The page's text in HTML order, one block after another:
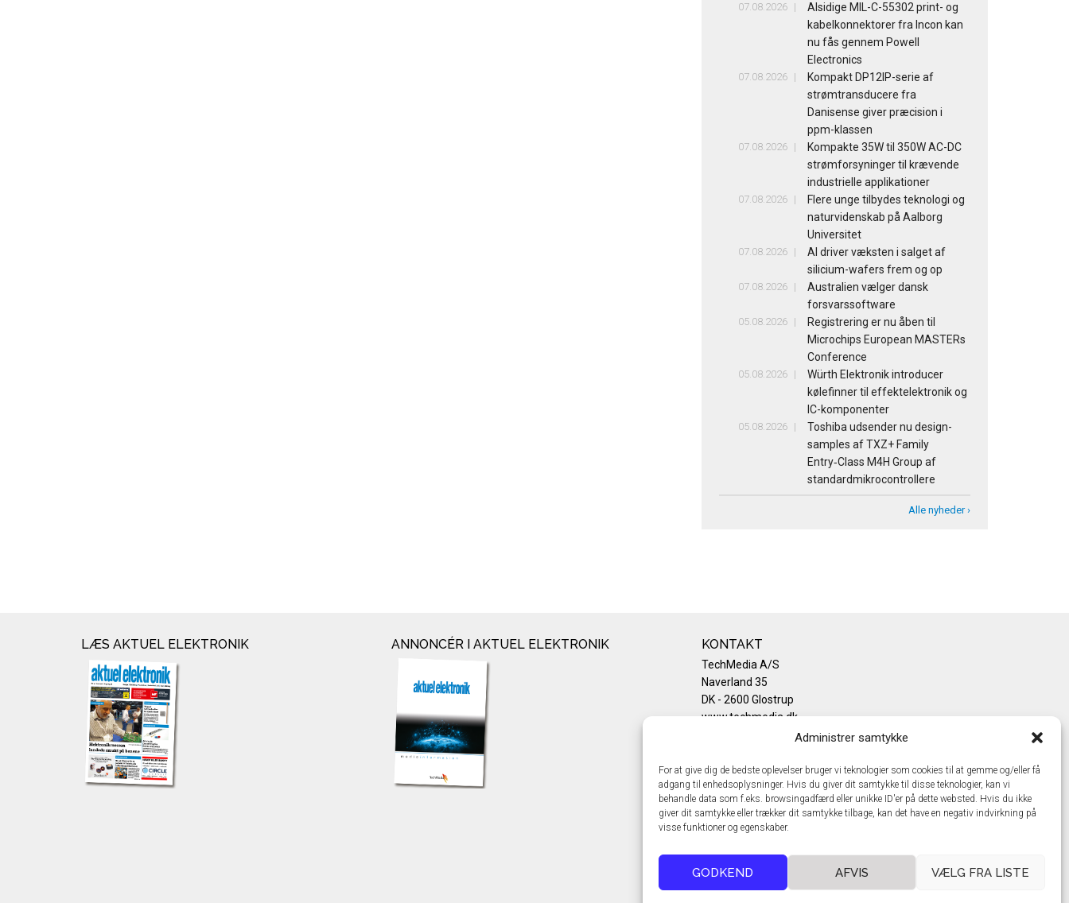
Administrer samtykke
For at give dig de bedste oplevelser bruger vi teknologier som cookies til at gemme og/eller få
adgang til enhedsoplysninger. Hvis du giver dit samtykke til disse teknologier, kan vi
behandle data som f.eks. browsingadfærd eller unikke ID'er på dette websted. Hvis du ikke
giver dit samtykke eller trækker dit samtykke tilbage, kan det have en negativ indvirkning på
visse funktioner og egenskaber.
GODKEND AFVIS VÆLG FRA LISTE
07.08.2026
Alsidige MIL-C-55302 print- og
kabelkonnektorer fra Incon kan
nu fås gennem Powell
Electronics
07.08.2026
Kompakt DP12IP-serie af
strømtransducere fra
Danisense giver præcision i
ppm-klassen
07.08.2026
Kompakte 35W til 350W AC-DC
strømforsyninger til krævende
industrielle applikationer
07.08.2026
Flere unge tilbydes teknologi og
naturvidenskab på Aalborg
Universitet
07.08.2026
AI driver væksten i salget af
silicium-wafers frem og op
07.08.2026
Australien vælger dansk
forsvarssoftware
05.08.2026
Registrering er nu åben til
Microchips European MASTERs
Conference
05.08.2026
Würth Elektronik introducer
kølefinner til effektelektronik og
IC-komponenter
05.08.2026
Toshiba udsender nu design-
samples af TXZ+ Family
Entry‑Class M4H Group af
standardmikrocontrollere
Alle nyheder ›
LÆS AKTUEL ELEKTRONIK ANNONCÉR I AKTUEL ELEKTRONIK KONTAKT
TechMedia A/S
Naverland 35
DK - 2600 Glostrup
www.techmedia.dk
Telefon: +45 43 24 26 28
Privatlivspolitik
Cookiepolitik